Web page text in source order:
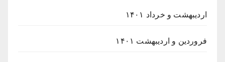
اردیبهشت و خرداد ۱۴۰۱
فروردین و اردیبهشت ۱۴۰۱